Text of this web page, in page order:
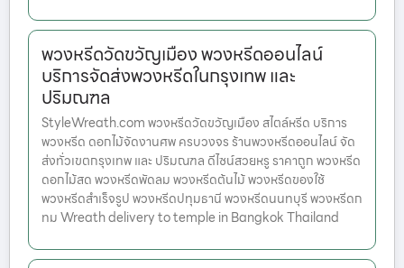
พวงหรีดวัดขวัญเมือง พวงหรีดออนไลน์
บริการจัดส่งพวงหรีดในกรุงเทพ และ
ปริมณฑล
StyleWreath.com พวงหรีดวัดขวัญเมือง สไตล์หรีด บริการ
พวงหรีด ดอกไม้จัดงานศพ ครบวงจร ร้านพวงหรีดออนไลน์ จัด
ส่งทั่วเขตกรุงเทพ และ ปริมณฑล ดีไซน์สวยหรู ราคาถูก พวงหรีด
ดอกไม้สด พวงหรีดพัดลม พวงหรีดต้นไม้ พวงหรีดของใช้
พวงหรีดสำเร็จรูป พวงหรีดปทุมธานี พวงหรีดนนทบุรี พวงหรีดก
ทม Wreath delivery to temple in Bangkok Thailand